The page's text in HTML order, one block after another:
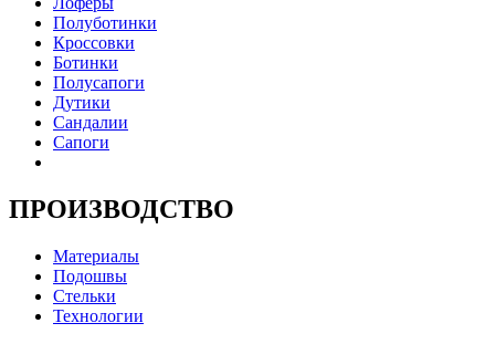
Полуботинки
Кроссовки
Ботинки
Полусапоги
Дутики
Сандалии
Сапоги
ПРОИЗВОДСТВО
Материалы
Подошвы
Стельки
Технологии